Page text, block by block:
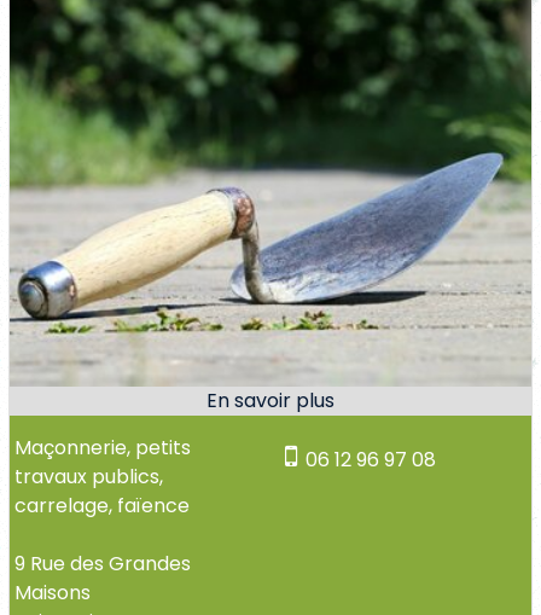
Maçonnerie, petits
travaux publics,
carrelage, faïence
9 Rue des Grandes
Maisons
06 12 96 97 08